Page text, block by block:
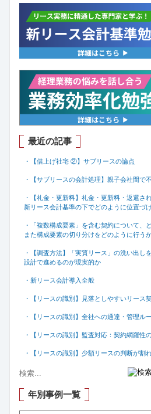
最近の記事
・【借上げ社宅 ②】サブリースの論点
・【サブリースの会計処理】親子会社間で
・【礼金・更新料】礼金・更新料・返還さ
新リース会計基準の下でどのように位置づ
・「複数構成要素」を含む契約について、
また構成要素の切り分けをどのように行う
・【調査方法】「実質リース」の洗い出し
設計で進めるのが現実的か
・新リース会計導入全般
・【リースの識別】見落としやすいリース
・【リースの識別】全社への通達・管理ル
・【リースの識別】監査対応：契約網羅性
・【リースの識別】少額リースの判断が割
年別事例一覧